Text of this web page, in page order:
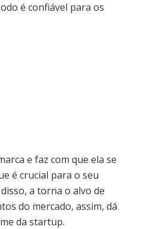
é confiável para os
e faz com que ela se
é crucial para o seu
a torna o alvo de
do mercado, assim, dá
da startup.